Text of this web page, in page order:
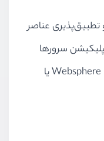
عناصر
سرورها
Websphereیا